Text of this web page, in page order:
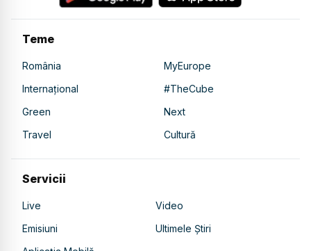
Teme
România
MyEurope
Internațional
#TheCube
Green
Next
Travel
Cultură
Servicii
Live
Video
Emisiuni
Ultimele Știri